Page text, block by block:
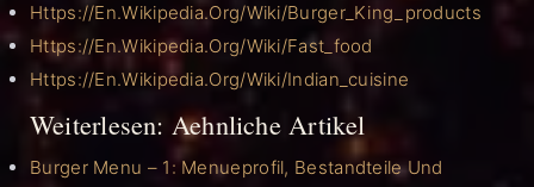
Https://en.wikipedia.org/wiki/Burger_King_products
Https://en.wikipedia.org/wiki/Fast_food
Https://en.wikipedia.org/wiki/Indian_cuisine
Weiterlesen: Aehnliche Artikel
Burger Menu – 1: Menueprofil, Bestandteile Und